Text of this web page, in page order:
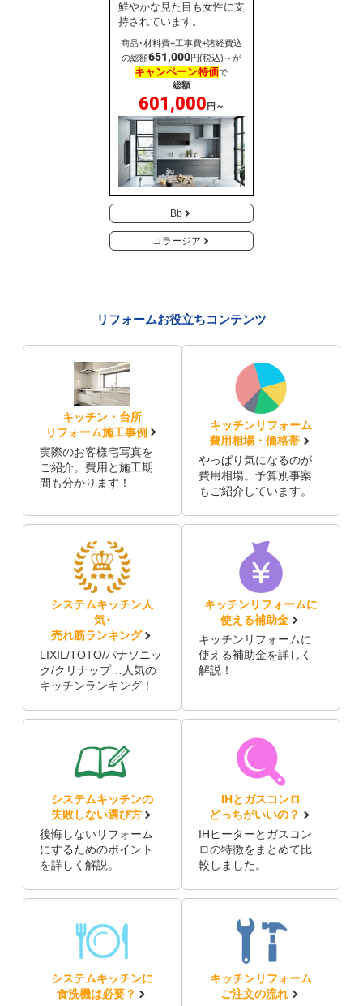
鮮やかな見た目も女性に支
持されています。
商品･材料費+工事費+諸経費込
の総額651,000円(税込)～が
キャンペーン特価で
総額
601,000 円～
Bb
コラージア
リフォームお役立ちコンテンツ
キッチン・台所
リフォーム施工事例
実際のお客様宅写真を
ご紹介。費用と施工期
間も分かります！
キッチンリフォーム
費用相場・価格帯
やっぱり気になるのが
費用相場。予算別事案
もご紹介しています。
システムキッチン人
気･
売れ筋ランキング
LIXIL/TOTO/パナソニッ
ク/クリナップ…人気の
キッチンランキング！
キッチンリフォームに
使える補助金
キッチンリフォームに
使える補助金を詳しく
解説！
システムキッチンの
失敗しない選び方
後悔しないリフォーム
にするためのポイント
を詳しく解説。
IHとガスコンロ
どっちがいいの？
IHヒーターとガスコン
ロの特徴をまとめて比
較しました。
システムキッチンに
食洗機は必要？
キッチンリフォーム
ご注文の流れ